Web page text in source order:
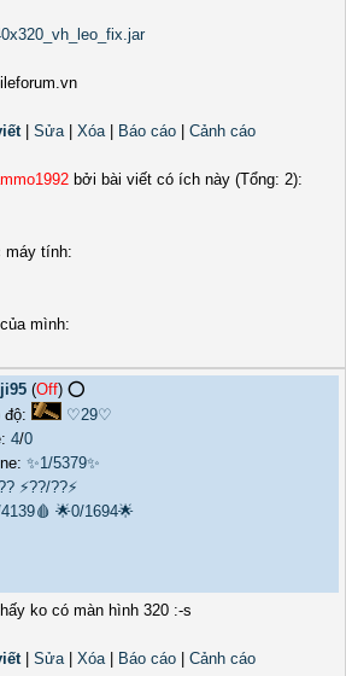
| Sửa| Xóa| Báo cáo
Cảnh cáo
bởi bài viết có ích này (Tổng: 2):
máy tính:
mình:
(Off) ⭕️
độ:
♡29♡
4/0
✨1/5379✨
⚡??/??⚡
🌟0/1694🌟
ko có màn hình 320 :-s
| Sửa| Xóa| Báo cáo Cảnh cáo